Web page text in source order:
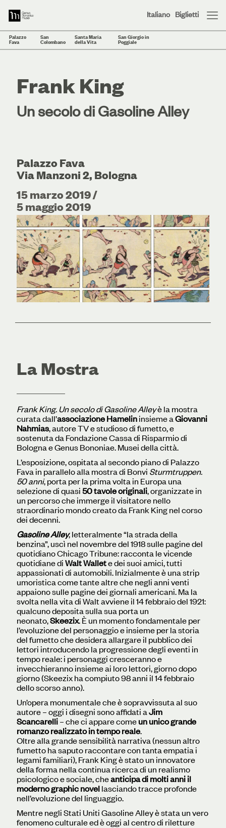
Palazzo
Fava
San
Colombano
Santa Maria
della Vita
San Giorgio in
Poggiale
Italiano Biglietti
Frank King
Un secolo di Gasoline Alley
Palazzo Fava
Via Manzoni 2, Bologna
15 marzo 2019 /
5 maggio 2019
La Mostra
Frank King. Un secolo di Gasoline Alleyè la mostra
curata dall’associazione Hamelininsieme aGiovanni
Nahmias, autore TV e studioso di fumetto, e
sostenuta da Fondazione Cassa di Risparmio di
Bologna e Genus Bononiae. Musei della città.
L’esposizione, ospitata al secondo piano di Palazzo
Fava in parallelo alla mostra di Bonvi Sturmtruppen.
50 anni, porta per la prima volta in Europa una
selezione di quasi50 tavole originali, organizzate in
un percorso che immerge il visitatore nello
straordinario mondo creato da Frank King nel corso
dei decenni.
Gasoline Alley, letteralmente “la strada della
benzina”, uscì nel novembre del 1918 sulle pagine del
quotidiano Chicago Tribune: racconta le vicende
quotidiane diWalt Wallete dei suoi amici, tutti
appassionati di automobili. Inizialmente è una strip
umoristica come tante altre che negli anni venti
appaiono sulle pagine dei giornali americani. Ma la
svolta nella vita di Walt avviene il 14 febbraio del 1921:
qualcuno deposita sulla sua porta un
neonato,Skeezix. È un momento fondamentale per
l’evoluzione del personaggio e insieme per la storia
del fumetto che desidera allargare il pubblico dei
lettori introducendo la progressione degli eventi in
tempo reale: i personaggi cresceranno e
invecchieranno insieme ai loro lettori, giorno dopo
giorno (Skeezix ha compiuto 98 anni il 14 febbraio
dello scorso anno).
Un’opera monumentale che è sopravvissuta al suo
autore – oggi i disegni sono affidati aJim
Scancarelli– che ci appare comeun unico grande
romanzo realizzato in tempo reale.
Oltre alla grande sensibilità narrativa (nessun altro
fumetto ha saputo raccontare con tanta empatia i
legami familiari), Frank King è stato un innovatore
della forma nella continua ricerca di un realismo
psicologico e sociale, cheanticipa di molti anni il
moderno graphic novellasciando tracce profonde
nell’evoluzione del linguaggio.
Mentre negli Stati Uniti Gasoline Alley è stata un vero
fenomeno culturale ed è oggi al centro di riletture